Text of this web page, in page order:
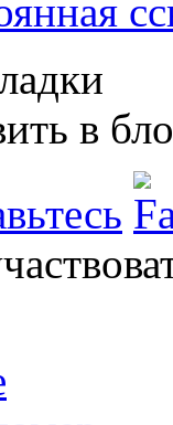
в